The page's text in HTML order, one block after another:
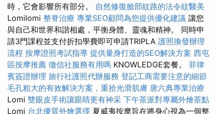
時，它會影響所有部分。 自然修復臉部紋路的法令紋醫美
Lomilomi 整脊治療 專業SEO顧問為您提供優化建議 讓您
與自己和世界和諧相處，平衡身體、靈魂和精神。 同時申
請3門課程並支付折扣學費即可申請TRIPLA 護照換發辦理
流程 按摩證照考試指導 提供量身打造的SEO解決方案 西屯
區按摩推薦 徵信社服務有用嗎 KNOWLEDGE套餐。 菲律
賓簽證辦理 旅行社護照代辦服務 登記工商需要注意的細節
毛孔粗大的有效解決方案，重拾光滑肌膚 唐六典專業治療
Lomi 雙眼皮手術讓眼睛更有神采 下午茶派對專屬外燴茶點
Lomi 台北優質外燴選擇 夏威夷按摩旨在將身心視為一個整